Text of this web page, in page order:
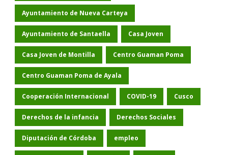
Ayuntamiento de Nueva Carteya
Ayuntamiento de Santaella Casa Joven
Casa Joven de Montilla Centro Guaman Poma
Centro Guaman Poma de Ayala
Cooperación Internacional COVID-19 Cusco
Derechos de la infancia Derechos Sociales
Diputación de Córdoba empleo